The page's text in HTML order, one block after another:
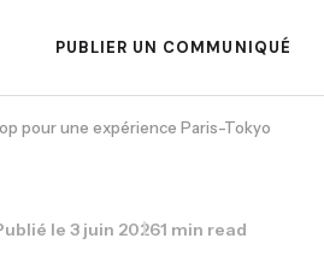
PUBLIER UN COMMUNIQUÉ
pour une expérience Paris-Tokyo
le 3 juin 20261 min read